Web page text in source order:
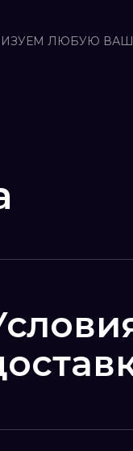
ЛЮБУЮ